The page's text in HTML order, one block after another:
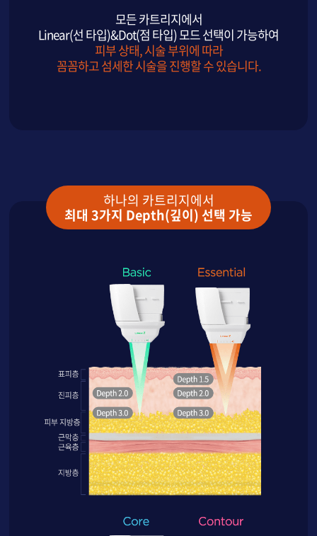
모든 카트리지에서
Linear(선 타입)&Dot(점 타입) 모드 선택이 가능하여
피부 상태, 시술 부위에 따라
꼼꼼하고 섬세한 시술을 진행할 수 있습니다.
하나의 카트리지에서
최대 3가지 Depth(깊이) 선택 가능